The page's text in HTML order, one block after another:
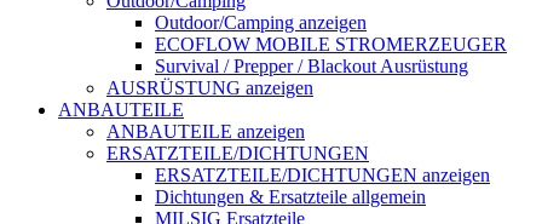
Outdoor/Camping anzeigen
ECOFLOW MOBILE STROMERZEUGER
Survival / Prepper / Blackout Ausrüstung
AUSRÜSTUNG anzeigen
ANBAUTEILE
ANBAUTEILE anzeigen
ERSATZTEILE/DICHTUNGEN
ERSATZTEILE/DICHTUNGEN anzeigen
Dichtungen & Ersatzteile allgemein
MILSIG Ersatzteile